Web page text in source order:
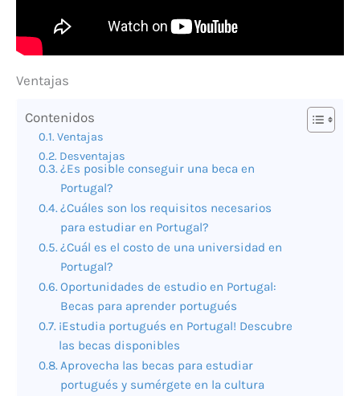
Ventajas
Contenidos
Ventajas
Desventajas
¿Es posible conseguir una beca en
Portugal?
¿Cuáles son los requisitos necesarios
para estudiar en Portugal?
¿Cuál es el costo de una universidad en
Portugal?
Oportunidades de estudio en Portugal:
Becas para aprender portugués
¡Estudia portugués en Portugal! Descubre
las becas disponibles
Aprovecha las becas para estudiar
portugués y sumérgete en la cultura